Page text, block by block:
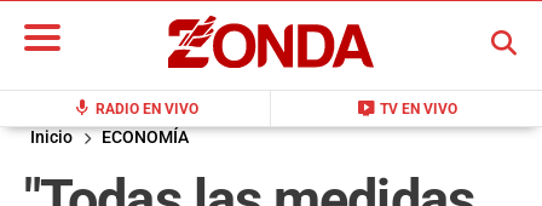
mic RADIO EN VIVO live_tv TV EN VIVO
BUSCAR
Inicio ECONOMÍA